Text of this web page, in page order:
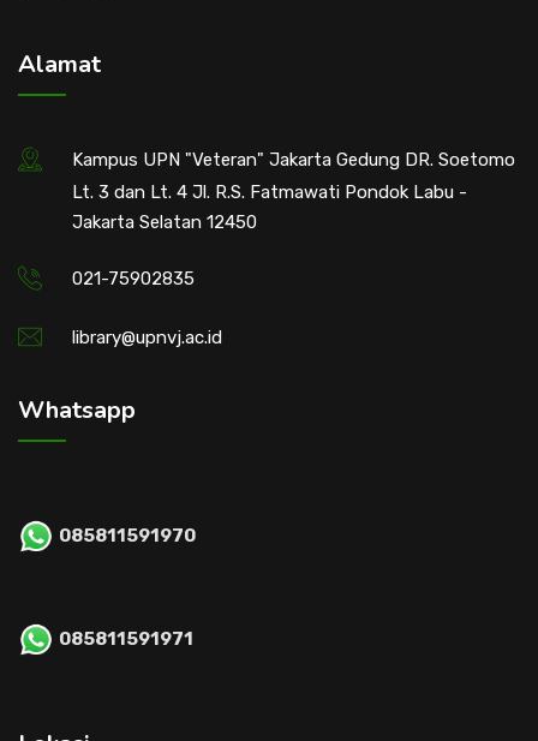
Alamat
Kampus UPN "Veteran" Jakarta Gedung DR. Soetomo
Lt. 3 dan Lt. 4 Jl. R.S. Fatmawati Pondok Labu -
Jakarta Selatan 12450
021-75902835
library@upnvj.ac.id
Whatsapp
085811591970
085811591971